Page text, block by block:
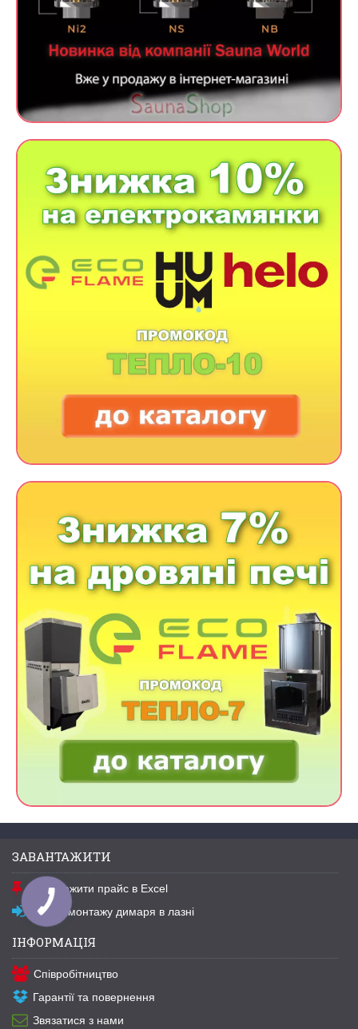
ЗАВАНТАЖИТИ
Завантажити прайс в Excel
Схема монтажу димаря в лазні
ІНФОРМАЦІЯ
Співробітництво
Гарантії та повернення
Звязатися з нами